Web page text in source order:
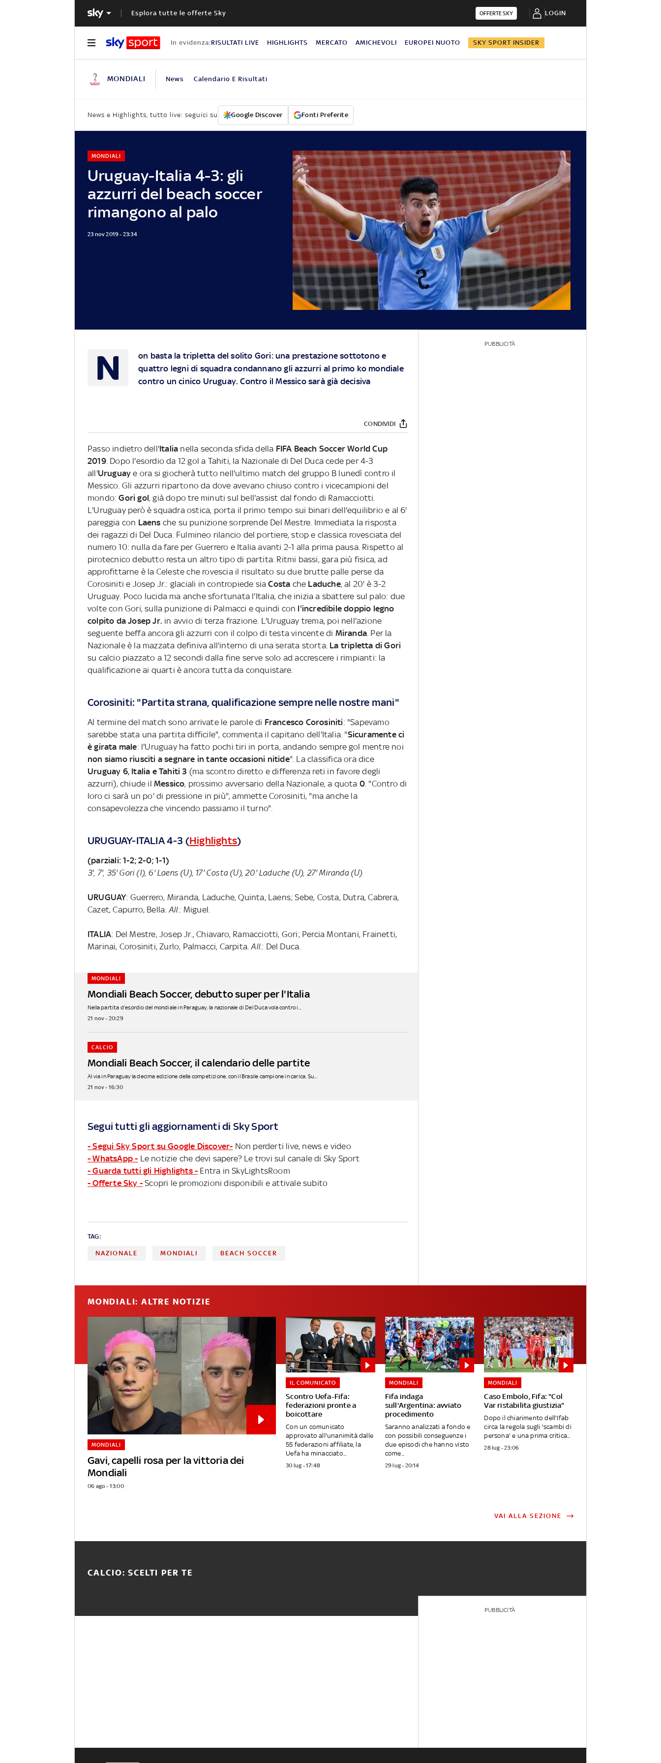
Esplora tutte le offerte Sky OFFERTE SKY LOGIN
In evidenza:RISULTATI LIVE HIGHLIGHTS MERCATO AMICHEVOLI EUROPEI NUOTO SKY SPORT INSIDER
MONDIALI News Calendario E Risultati
News e Highlights, tutto live: seguici su Google Discover Fonti Preferite
Uruguay-Italia 4-3: gli
azzurri del beach soccer
rimangono al palo
MONDIALI
23 nov 2019 - 23:34
N
on basta la tripletta del solito Gori: una prestazione sottotono e
quattro legni di squadra condannano gli azzurri al primo ko mondiale
contro un cinico Uruguay. Contro il Messico sarà già decisiva
CONDIVIDI
Passo indietro dell'Italia nella seconda sfida della FIFA Beach Soccer World Cup
2019. Dopo l'esordio da 12 gol a Tahiti, la Nazionale di Del Duca cede per 4-3
all'Uruguaye ora si giocherà tutto nell'ultimo match del gruppo B lunedì contro il
Messico. Gli azzurri ripartono da dove avevano chiuso contro i vicecampioni del
mondo:Gori gol, già dopo tre minuti sul bell'assist dal fondo di Ramacciotti.
L'Uruguay però è squadra ostica, porta il primo tempo sui binari dell'equilibrio e al 6'
pareggia con Laens che su punizione sorprende Del Mestre. Immediata la risposta
dei ragazzi di Del Duca. Fulmineo rilancio del portiere, stop e classica rovesciata del
numero 10: nulla da fare per Guerrero e Italia avanti 2-1 alla prima pausa. Rispetto al
pirotecnico debutto resta un altro tipo di partita. Ritmi bassi, gara più fisica, ad
approfittarne è la Celeste che rovescia il risultato su due brutte palle perse da
Corosiniti e Josep Jr.: glaciali in contropiede siaCosta che Laduche, al 20' è 3-2
Uruguay. Poco lucida ma anche sfortunata l'Italia, che inizia a sbattere sul palo: due
volte con Gori, sulla punizione di Palmacci e quindi con l'incredibile doppio legno
colpito da Josep Jr. in avvio di terza frazione. L'Uruguay trema, poi nell'azione
seguente beffa ancora gli azzurri con il colpo di testa vincente di Miranda. Per la
Nazionale è la mazzata definiva all'interno di una serata storta. La tripletta di Gori
su calcio piazzato a 12 secondi dalla fine serve solo ad accrescere i rimpianti: la
qualificazione ai quarti è ancora tutta da conquistare.
Corosiniti: "Partita strana, qualificazione sempre nelle nostre mani"
Al termine del match sono arrivate le parole di Francesco Corosiniti: "Sapevamo
sarebbe stata una partita difficile", commenta il capitano dell'Italia. "Sicuramente ci
è girata male: l'Uruguay ha fatto pochi tiri in porta, andando sempre gol mentre noi
non siamo riusciti a segnare in tante occasioni nitide". La classifica ora dice
Uruguay 6, Italia e Tahiti 3 (ma scontro diretto e differenza reti in favore degli
azzurri), chiude il Messico, prossimo avversario della Nazionale, a quota 0. "Contro di
loro ci sarà un po' di pressione in più", ammette Corosiniti, "ma anche la
consapevolezza che vincendo passiamo il turno".
URUGUAY-ITALIA 4-3 (Highlights)
(parziali: 1-2; 2-0; 1-1)
3', 7', 35' Gori (I), 6' Laens (U), 17' Costa (U), 20' Laduche (U), 27' Miranda (U)
URUGUAY: Guerrero, Miranda, Laduche, Quinta, Laens; Sebe, Costa, Dutra, Cabrera,
Cazet, Capurro, Bella. All.: Miguel.
ITALIA: Del Mestre, Josep Jr., Chiavaro, Ramacciotti, Gori; Percia Montani, Frainetti,
Marinai, Corosiniti, Zurlo, Palmacci, Carpita.All.: Del Duca.
Mondiali Beach Soccer, debutto super per l'Italia
MONDIALI
Nella partita d'esordio del mondiale in Paraguay, la nazionale di Del Duca vola contro i...
21 nov - 20:29
Mondiali Beach Soccer, il calendario delle partite
CALCIO
Al via in Paraguay la decima edizione della competizione, con il Brasile campione in carica. Su...
21 nov - 16:30
Segui tutti gli aggiornamenti di Sky Sport
- Segui Sky Sport su Google Discover- Non perderti live, news e video
- WhatsApp - Le notizie che devi sapere? Le trovi sul canale di Sky Sport
- Guarda tutti gli Highlights - Entra in SkyLightsRoom
- Offerte Sky - Scopri le promozioni disponibili e attivale subito
TAG:
NAZIONALE MONDIALI BEACH SOCCER
PUBBLICITÀ
MONDIALI: ALTRE NOTIZIE
Gavi, capelli rosa per la vittoria dei
Mondiali
MONDIALI
06 ago - 13:00
Scontro Uefa-Fifa:
federazioni pronte a
boicottare
IL COMUNICATO
Con un comunicato
approvato all'unanimità dalle
55 federazioni affiliate, la
Uefa ha minacciato...
30 lug - 17:48
Fifa indaga
sull'Argentina: avviato
procedimento
MONDIALI
Saranno analizzati a fondo e
con possibili conseguenze i
due episodi che hanno visto
come...
29 lug - 20:14
Caso Embolo, Fifa: "Col
Var ristabilita giustizia"
MONDIALI
Dopo il chiarimento dell'Ifab
circa la regola sugli 'scambi di
persona' e una prima critica...
28 lug - 23:06
VAI ALLA SEZIONE
CALCIO: SCELTI PER TE
PUBBLICITÀ